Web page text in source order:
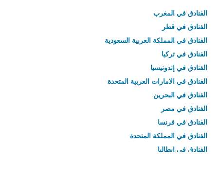
الفنادق في المغرب
الفنادق في قطر
الفنادق في المملكة العربية السعودية
الفنادق في تركيا
الفنادق في إندونيسيا
الفنادق في الامارات العربية المتحدة
الفنادق في البحرين
الفنادق في مصر
الفنادق في فرنسا
الفنادق في المملكة المتحدة
الفنادق في إيطاليا